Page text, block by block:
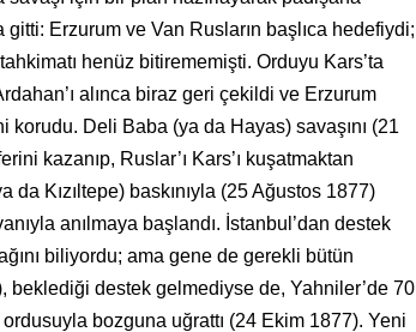
gitti: Erzurum ve Van Rusların başlıca hede­fiydi;
henüz bitirememişti. Orduyu Kars’ta
alınca biraz geri çekildi ve Erzurum
korudu. Deli Baba (ya da Hayas) savaşını (21
kazanıp, Ruslar’ı Kars’ı kuşatmaktan
da Kızıltepe) baskınıyla (25 Ağustos 1877)
anılmaya baş­landı. İstanbul’dan destek
biliyordu; ama gene de gerekli bütün
beklediği des­tek gelmediyse de, Yahniler’de 70
bozguna uğrattı (24 Ekim 1877). Yeni